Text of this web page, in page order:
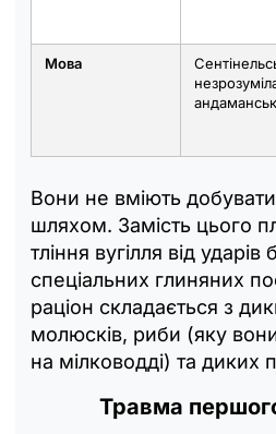
Мова
Вони не вміють
шляхом. Замість цього
тління вугілля від
спеціальних глиняних
раціон складається з
молюсків, риби (яку
на мілководді) та диких
Травма